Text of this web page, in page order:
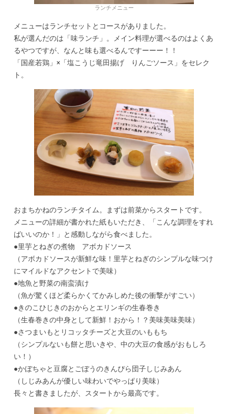
ランチメニュー
メニューはランチセットとコースがありました。
私が選んだのは「味ランチ」。メイン料理が選べるのはよくあ
るやつですが、なんと味も選べるんですーーー！！
「国産若鶏」×「塩こうじ竜田揚げ りんごソース」をセレク
ト。
おまちかねのランチタイム。まずは前菜からスタートです。
メニューの詳細が書かれた紙もいただき、「こんな調理をすれ
ばいいのか！」と感動しながら食べました。
●里芋とねぎの煮物 アボカドソース
（アボカドソースが新鮮な味！里芋とねぎのシンプルな味つけ
にマイルドなアクセントで美味）
●地魚と野菜の南蛮漬け
（魚が驚くほど柔らかくてかみしめた後の衝撃がすごい）
●きのこひじきのおからとエリンギの生春巻き
（生春巻きの中身として新鮮！おから！？美味美味美味）
●さつまいもとリコッタチーズと大豆のいももち
（シンプルないも餅と思いきや、中の大豆の食感がおもしろ
い！）
●かぼちゃと豆腐とごぼうのきんぴら団子しじみあん
（しじみあんが優しい味わいでやっぱり美味）
長々と書きましたが、スタートから最高です。